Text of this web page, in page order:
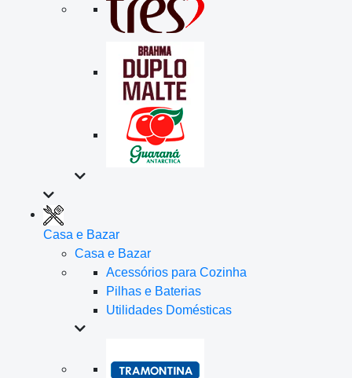
Casa e Bazar
Casa e Bazar
Acessórios para Cozinha
Pilhas e Baterias
Utilidades Domésticas